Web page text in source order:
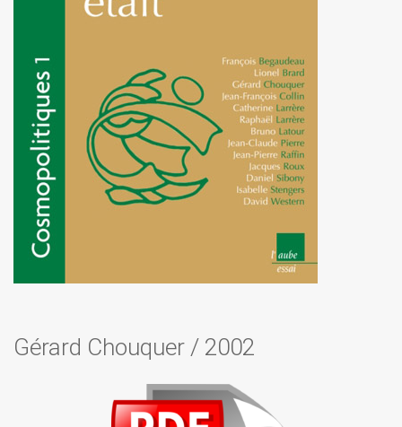
Gérard Chouquer / 2002